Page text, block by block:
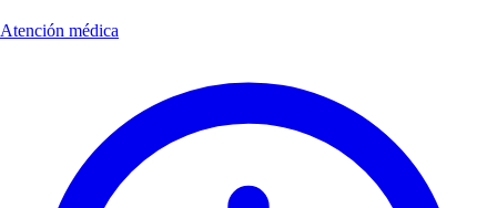
Atención médica